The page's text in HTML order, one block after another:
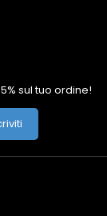
sul tuo ordine!